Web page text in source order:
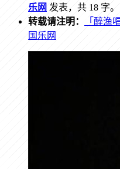
乐网 发表，共 18 字。
转载请注明：
「醉渔
国乐网